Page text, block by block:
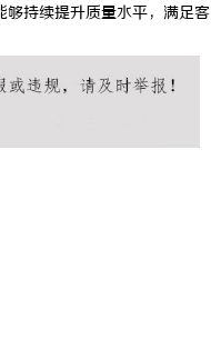
持续提升质量水平，满足客
：现代制造业的革命性工具